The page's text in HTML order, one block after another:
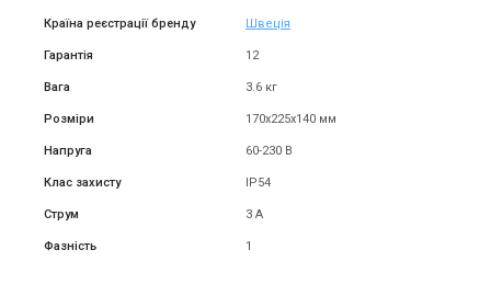
Країна реєстрації бренду Швеція
Гарантія 12
Вага 3.6 кг
Розміри 170х225х140 мм
Напруга 60-230 В
Клас захисту IP54
Струм 3 А
Фазність 1